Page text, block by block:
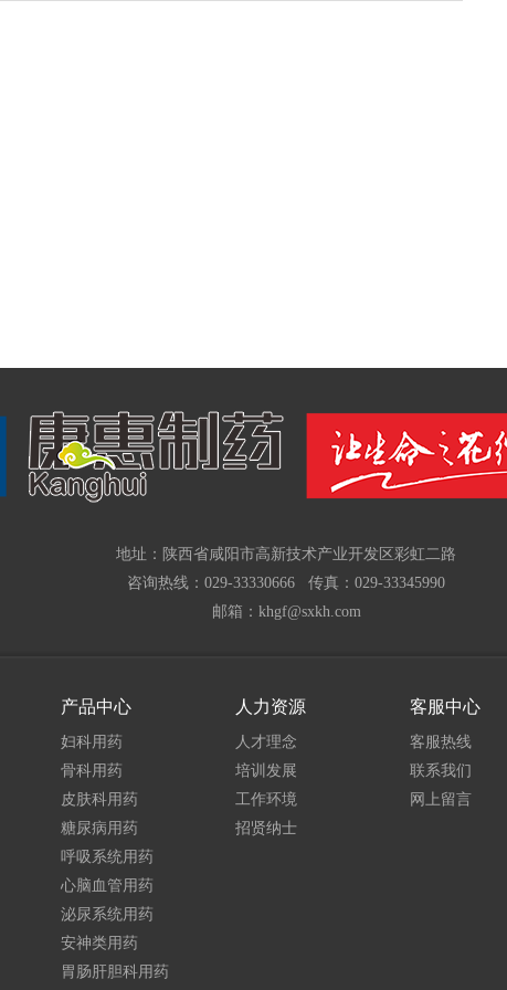
地址：陕西省咸阳市高新技术产业开发区彩虹二路
咨询热线：029-33330666 传真：029-33345990
邮箱：khgf@sxkh.com
产品中心
妇科用药
骨科用药
皮肤科用药
糖尿病用药
呼吸系统用药
心脑血管用药
泌尿系统用药
安神类用药
胃肠肝胆科用药
人力资源
人才理念
培训发展
工作环境
招贤纳士
客服中心
客服热线
联系我们
网上留言